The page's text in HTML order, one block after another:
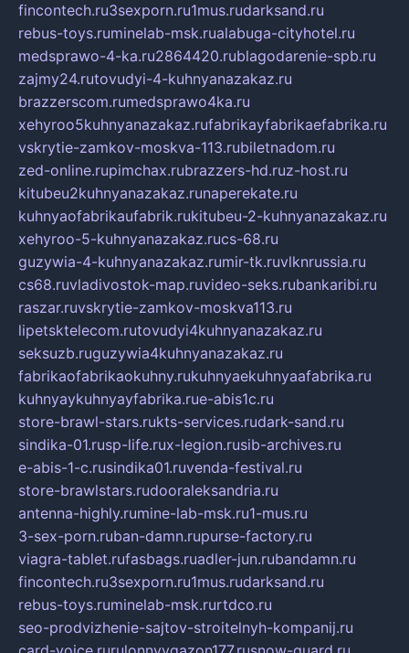
fincontech.ru3sexporn.ru1mus.rudarksand.ru
rebus-toys.ruminelab-msk.rualabuga-cityhotel.ru
medsprawo-4-ka.ru2864420.rublagodarenie-spb.ru
zajmy24.rutovudyi-4-kuhnyanazakaz.ru
brazzerscom.rumedsprawo4ka.ru
xehyroo5kuhnyanazakaz.rufabrikayfabrikaefabrika.ru
vskrytie-zamkov-moskva-113.rubiletnadom.ru
zed-online.rupimchax.rubrazzers-hd.ruz-host.ru
kitubeu2kuhnyanazakaz.runaperekate.ru
kuhnyaofabrikaufabrik.rukitubeu-2-kuhnyanazakaz.ru
xehyroo-5-kuhnyanazakaz.rucs-68.ru
guzywia-4-kuhnyanazakaz.rumir-tk.ruvlknrussia.ru
cs68.ruvladivostok-map.ruvideo-seks.rubankaribi.ru
raszar.ruvskrytie-zamkov-moskva113.ru
lipetsktelecom.rutovudyi4kuhnyanazakaz.ru
seksuzb.ruguzywia4kuhnyanazakaz.ru
fabrikaofabrikaokuhny.rukuhnyaekuhnyaafabrika.ru
kuhnyaykuhnyayfabrika.rue-abis1c.ru
store-brawl-stars.rukts-services.rudark-sand.ru
sindika-01.rusp-life.rux-legion.rusib-archives.ru
e-abis-1-c.rusindika01.ruvenda-festival.ru
store-brawlstars.rudooraleksandria.ru
antenna-highly.rumine-lab-msk.ru1-mus.ru
3-sex-porn.ruban-damn.rupurse-factory.ru
viagra-tablet.rufasbags.ruadler-jun.rubandamn.ru
fincontech.ru3sexporn.ru1mus.rudarksand.ru
rebus-toys.ruminelab-msk.rurtdco.ru
seo-prodvizhenie-sajtov-stroitelnyh-kompanij.ru